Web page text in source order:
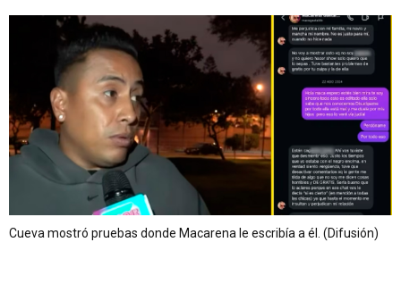
Cueva mostró pruebas donde Macarena le escribía a él. (Difusión)